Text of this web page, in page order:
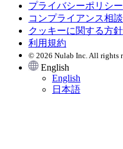
プライバシーポリシー
コンプライアンス相
クッキーに関する方針
利用規約
© 2026 Nulab Inc. All rights
English
English
日本語